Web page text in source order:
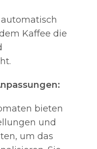
Kaffee die
bieten
und
um das